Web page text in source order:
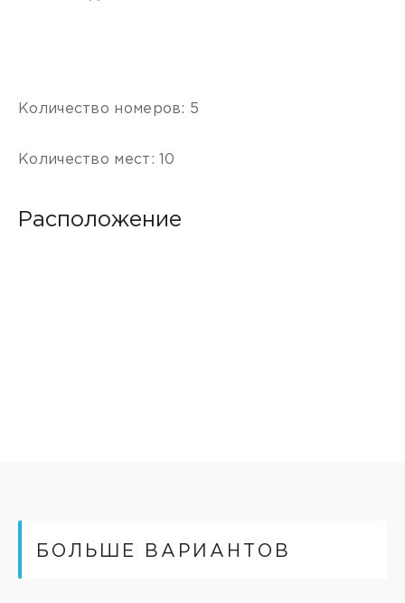
Количество номеров: 5
Количество мест: 10
Расположение
БОЛЬШЕ ВАРИАНТОВ